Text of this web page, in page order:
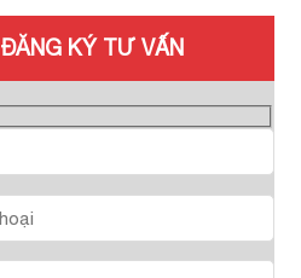
ĐĂNG KÝ TƯ VẤN